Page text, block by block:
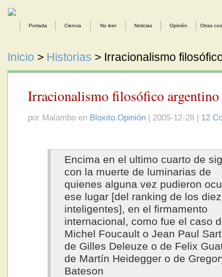
Portada Ciencia No leer Noticias Opinión Otras
Inicio > Historias > Irracionalismo
Irracionalismo filosófico argentino
por Malambo en Bloxito.Opinión| 2005-12-28 | 12
Encima en el ultimo cuarto de
con la muerte de luminarias de
quienes alguna vez pudieron
ese lugar [del ranking de los
inteligentes], en el firmamento
internacional, como fue el caso
Michel Foucault o Jean Paul
de Gilles Deleuze o de Felix
de Martín Heidegger o de
Bateson